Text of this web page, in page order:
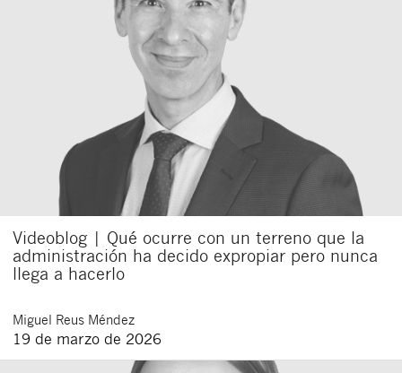
Videoblog | Qué ocurre con un terreno que la
administración ha decido expropiar pero nunca
llega a hacerlo
Miguel Reus Méndez
19 de marzo de 2026